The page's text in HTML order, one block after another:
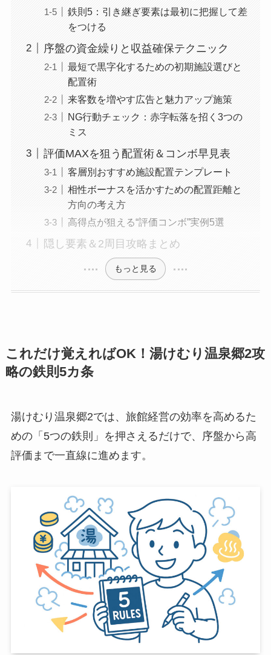
鉄則5：引き継ぎ要素は最初に把握して差
をつける
序盤の資金繰りと収益確保テクニック
最短で黒字化するための初期施設選びと
配置術
来客数を増やす広告と魅力アップ施策
NG行動チェック：赤字転落を招く3つの
ミス
評価MAXを狙う配置術＆コンボ早見表
客層別おすすめ施設配置テンプレート
相性ボーナスを活かすための配置距離と
方向の考え方
高得点が狙える“評価コンボ”実例5選
隠し要素＆2周目攻略まとめ
もっと見る
これだけ覚えればOK！湯けむり温泉郷2攻
略の鉄則5カ条
湯けむり温泉郷2では、旅館経営の効率を高めるた
めの「5つの鉄則」を押さえるだけで、序盤から高
評価まで一直線に進めます。